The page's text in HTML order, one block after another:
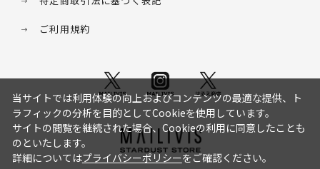
ご利用規約
当サイトでは利用体験の向上およびコンテンツの最適な提供、ト
ラフィックの分析を目的としてCookieを使用しています。
サイトの閲覧を継続された場合、Cookieの利用に同意したことも
のといたします。
詳細についてはプライバシーポリシーをご確認ください。